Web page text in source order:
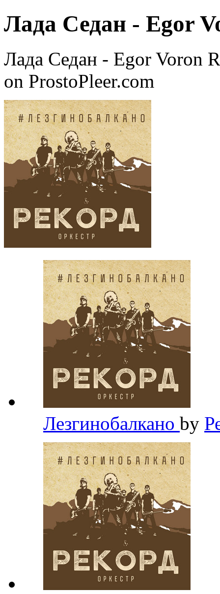
Лада Седан - Egor
Лада Седан - Egor Voron
on ProstoPleer.com
Лезгинобалкано by